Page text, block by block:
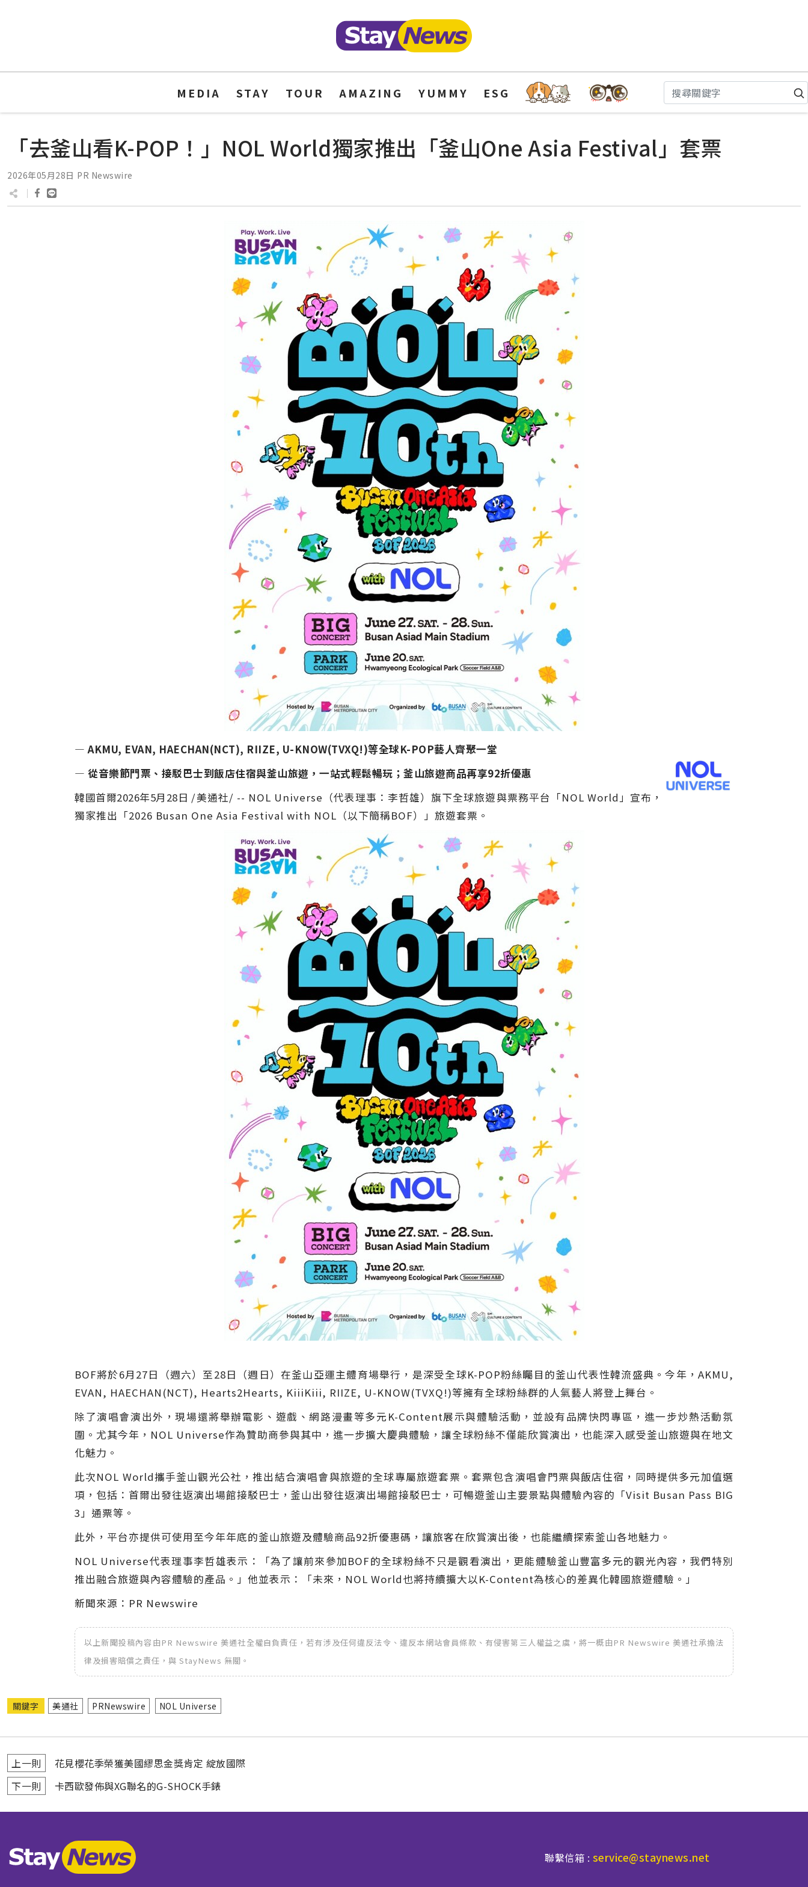
MEDIA STAY TOUR AMAZING YUMMY ESG
「去釜山看K-POP！」NOL World獨家推出「釜山One Asia Festival」套票
2026年05月28日 PR Newswire
— AKMU, EVAN, HAECHAN(NCT), RIIZE, U-KNOW(TVXQ!)等全球K-POP藝人齊聚一堂
— 從音樂節門票、接駁巴士到飯店住宿與釜山旅遊，一站式輕鬆暢玩；釜山旅遊商品再享92折優惠
韓國首爾2026年5月28日 /美通社/ -- NOL Universe（代表理事：李哲雄）旗下全球旅遊與票務平台「NOL World」宣布，
獨家推出「2026 Busan One Asia Festival with NOL（以下簡稱BOF）」旅遊套票。
BOF將於6月27日（週六）至28日（週日）在釜山亞運主體育場舉行，是深受全球K-POP粉絲矚目的釜山代表性韓流盛典。今年，AKMU,
EVAN, HAECHAN(NCT), Hearts2Hearts, KiiiKiii, RIIZE, U-KNOW(TVXQ!)等擁有全球粉絲群的人氣藝人將登上舞台。
除了演唱會演出外，現場還將舉辦電影、遊戲、網路漫畫等多元K-Content展示與體驗活動，並設有品牌快閃專區，進一步炒熱活動氛
圍。尤其今年，NOL Universe作為贊助商參與其中，進一步擴大慶典體驗，讓全球粉絲不僅能欣賞演出，也能深入感受釜山旅遊與在地文
化魅力。
此次NOL World攜手釜山觀光公社，推出結合演唱會與旅遊的全球專屬旅遊套票。套票包含演唱會門票與飯店住宿，同時提供多元加值選
項，包括 ： 首爾出發往返演出場館接駁巴士 ， 釜山出發往返演出場館接駁巴士 ， 可暢遊釜山主要景點與體驗內容的「Visit Busan Pass BIG
3」通票等。
此外，平台亦提供可使用至今年年底的釜山旅遊及體驗商品92折優惠碼，讓旅客在欣賞演出後，也能繼續探索釜山各地魅力。
NOL Universe代表理事李哲雄表示：「為了讓前來參加BOF的全球粉絲不只是觀看演出，更能體驗釜山豐富多元的觀光內容，我們特別
推出融合旅遊與內容體驗的產品。」他並表示：「未來，NOL World也將持續擴大以K-Content為核心的差異化韓國旅遊體驗。」
新聞來源：PR Newswire
以上新聞投稿內容由PR Newswire 美通社全權自負責任，若有涉及任何違反法令、違反本網站會員條款、有侵害第三人權益之虞，將一概由PR Newswire 美通社承擔法
律及損害賠償之責任，與 StayNews 無關。
關鍵字 美通社 PRNewswire NOL Universe
上一則
花見櫻花季榮獲美國繆思金獎肯定 綻放國際
下一則
卡西歐發佈與XG聯名的G-SHOCK手錶
聯繫信箱 : service@staynews.net